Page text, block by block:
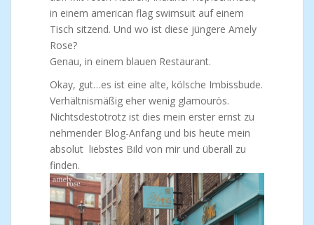
in einem american flag swimsuit auf einem
Tisch sitzend. Und wo ist diese jüngere Amely
Rose?
Genau, in einem blauen Restaurant.
Okay, gut…es ist eine alte, kölsche Imbissbude.
Verhältnismäßig eher wenig glamourös.
Nichtsdestotrotz ist dies mein erster ernst zu
nehmender Blog-Anfang und bis heute mein
absolut liebstes Bild von mir und überall zu
finden.